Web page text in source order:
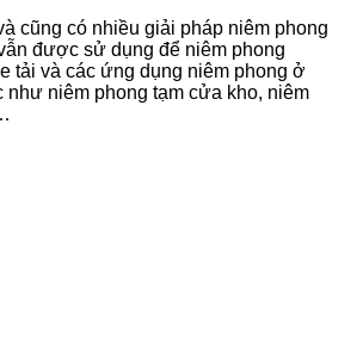
cũng có nhiều giải pháp niêm phong
được sử dụng để niêm phong
tải và các ứng dụng niêm phong ở
như niêm phong tạm cửa kho, niêm